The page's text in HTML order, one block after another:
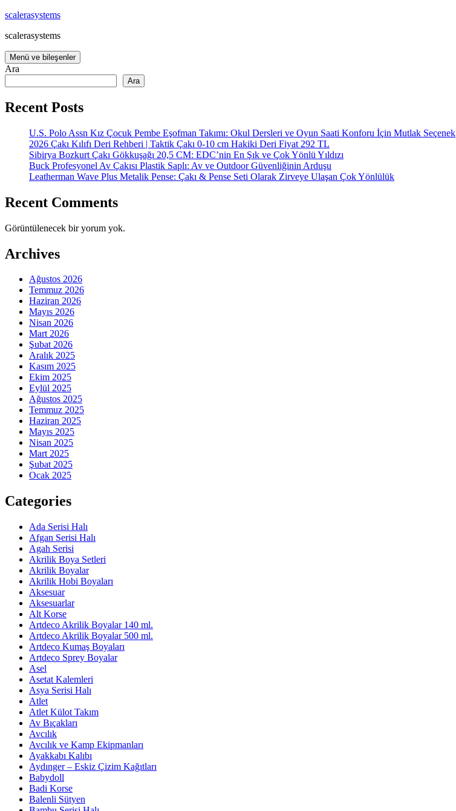
İçeriğe
scalerasystems
scalerasystems
Menü ve bileşenler
Ara
Ara
Recent Posts
U.S. Polo Assn Kız Çocuk Pembe Eşofman Takımı: Okul Dersleri ve Oyun Saati Konforu İçin Mutlak Seçenek
2026 Çakı Kılıfı Deri Rehberi | Taktik Çakı 0-10 cm Hakiki Deri Fiyat 292 TL
Sibirya Bozkurt Çakı Gökkuşağı 20,5 CM: EDC’nin En Şık ve Çok Yönlü Yıldızı
Buck Profesyonel Av Çakısı Plastik Saplı: Av ve Outdoor Güvenliğinin Arduşu
Leatherman Wave Plus Metalik Pense: Çakı & Pense Seti Olarak Zirveye Ulaşan Çok Yönlülük
Recent Comments
Görüntülenecek bir yorum yok.
Archives
Ağustos 2026
Temmuz 2026
Haziran 2026
Mayıs 2026
Nisan 2026
Mart 2026
Şubat 2026
Aralık 2025
Kasım 2025
Ekim 2025
Eylül 2025
Ağustos 2025
Temmuz 2025
Haziran 2025
Mayıs 2025
Nisan 2025
Mart 2025
Şubat 2025
Ocak 2025
Categories
Ada Serisi Halı
Afgan Serisi Halı
Agah Serisi
Akrilik Boya Setleri
Akrilik Boyalar
Akrilik Hobi Boyaları
Aksesuar
Aksesuarlar
Alt Korse
Artdeco Akrilik Boyalar 140 ml.
Artdeco Akrilik Boyalar 500 ml.
Artdeco Kumaş Boyaları
Artdeco Sprey Boyalar
Asel
Asetat Kalemleri
Asya Serisi Halı
Atlet
Atlet Külot Takım
Av Bıçakları
Avcılık
Avcılık ve Kamp Ekipmanları
Ayakkabı Kalıbı
Aydınger – Eskiz Çizim Kağıtları
Babydoll
Badi Korse
Balenli Sütyen